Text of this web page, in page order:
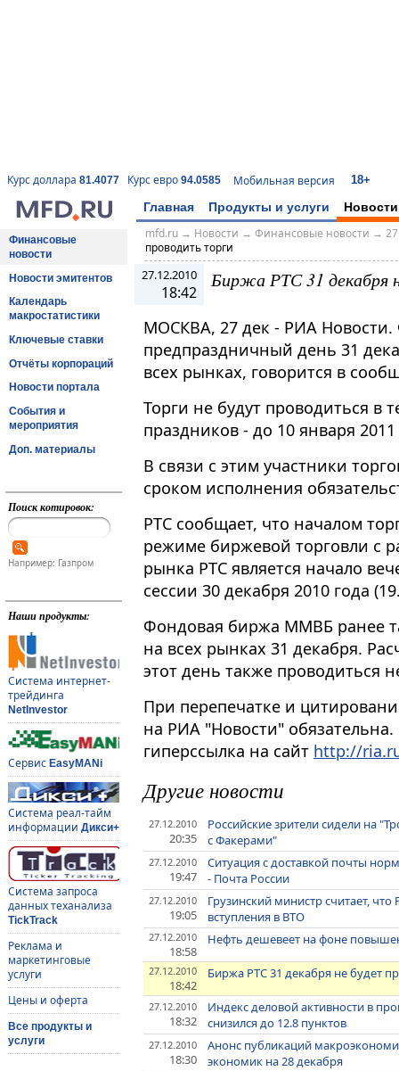
Курс доллара 81.4077 Курс евро 94.0585 Мобильная версия 18+
Главная Продукты и услуги Новости
Финансовые
новости
Новости эмитентов
Календарь
макростатистики
Ключевые ставки
Отчёты корпораций
Новости портала
События и
мероприятия
Доп. материалы
Поиск котировок:
Например: Газпром
Наши продукты:
Система интернет-
трейдинга
NetInvestor
Сервис EasyMANi
Система реал-тайм
информации Дикси+
Система запроса
данных теханализа
TickTrack
Реклама и
маркетинговые
услуги
Цены и оферта
Все продукты и
услуги
mfd.ru→ Новости → Финансовые новости →
проводить торги
27.12.2010
18:42
Биржа РТС 31 декабря
МОСКВА, 27 дек - РИА
предпраздничный день 31
всех рынках, говорится в
Торги не будут проводиться в
праздников - до 10 января
В связи с этим участники
сроком исполнения
РТС сообщает, что началом
режиме биржевой торговли с
рынка РТС является начало
сессии 30 декабря 2010 года
Фондовая биржа ММВБ ранее
на всех рынках 31 декабря.
этот день также проводиться
При перепечатке и
на РИА "Новости"
гиперссылка на сайт http://
Другие новости
27.12.2010
20:35
Российские зрители сидели на
с Факерами"
27.12.2010
19:47
Ситуация с доставкой почты
- Почта России
27.12.2010
19:05
Грузинский министр считает,
вступления в ВТО
27.12.2010
18:58
Нефть дешевеет на фоне
27.12.2010
18:42
Биржа РТС 31 декабря не будет
27.12.2010
18:32
Индекс деловой активности в
снизился до 12.8 пунктов
27.12.2010
18:30
Анонс публикаций
экономик на 28 декабря